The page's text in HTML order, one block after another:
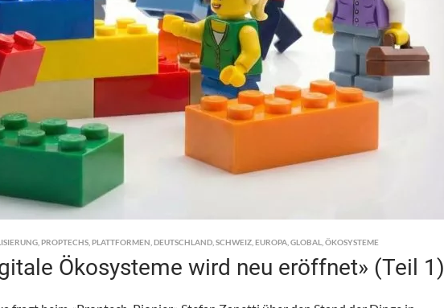
PROPTECHS PLATTFORMEN DEUTSCHLAND SCHWEIZ EUROPA GLOBAL ÖKOSYSTEME
Ökosysteme wird neu eröffnet» (Teil 1)